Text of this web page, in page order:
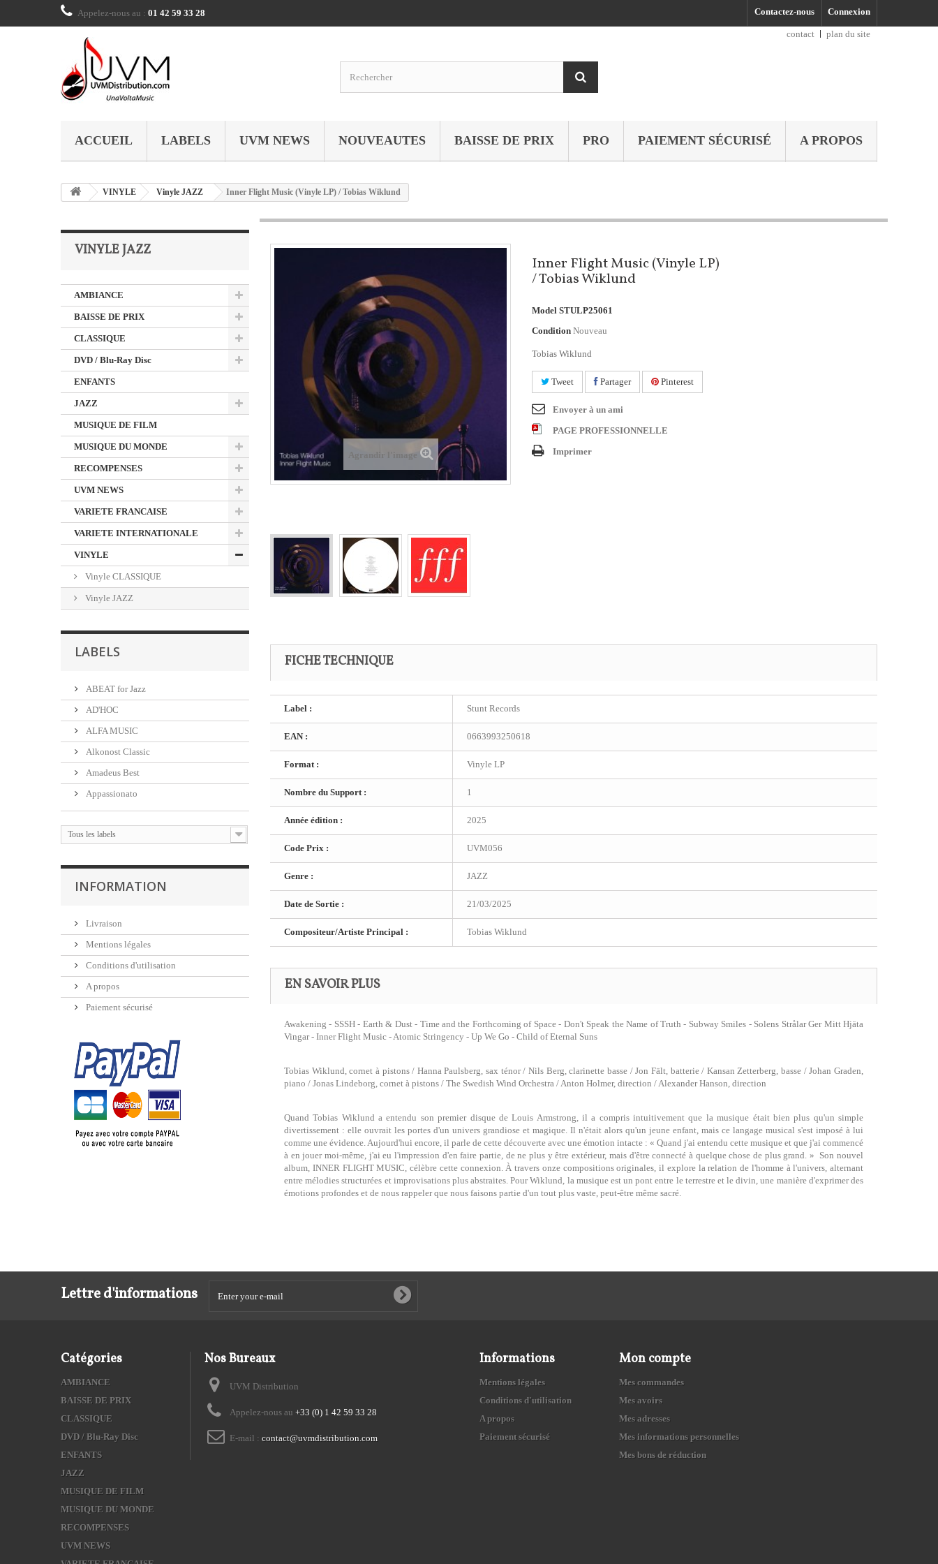
Connexion
Contactez-nous
Appelez-nous au : 01 42 59 33 28
contact
plan du site
ACCUEIL LABELS UVM NEWS NOUVEAUTES BAISSE DE PRIX PRO PAIEMENT SÉCURISÉ A PROPOS
VINYLE Vinyle JAZZ Inner Flight Music (Vinyle LP) / Tobias Wiklund
VINYLE JAZZ
AMBIANCE
BAISSE DE PRIX
CLASSIQUE
DVD / Blu-Ray Disc
ENFANTS
JAZZ
MUSIQUE DE FILM
MUSIQUE DU MONDE
RECOMPENSES
UVM NEWS
VARIETE FRANCAISE
VARIETE INTERNATIONALE
VINYLE
Vinyle CLASSIQUE
Vinyle JAZZ
LABELS
ABEAT for Jazz
AD'HOC
ALFA MUSIC
Alkonost Classic
Amadeus Best
Appassionato
Tous les labels
INFORMATION
Livraison
Mentions légales
Conditions d'utilisation
A propos
Paiement sécurisé
Agrandir l'image
Inner Flight Music (Vinyle LP)
/ Tobias Wiklund
Model STULP25061
Condition Nouveau
Tobias Wiklund
Tweet Partager Pinterest
Envoyer à un ami
PAGE PROFESSIONNELLE
Imprimer
FICHE TECHNIQUE
Label : Stunt Records
EAN : 0663993250618
Format : Vinyle LP
Nombre du Support : 1
Année édition : 2025
Code Prix : UVM056
Genre : JAZZ
Date de Sortie : 21/03/2025
Compositeur/Artiste Principal : Tobias Wiklund
EN SAVOIR PLUS
Awakening - SSSH - Earth & Dust - Time and the Forthcoming of Space - Don't Speak the Name of Truth - Subway Smiles - Solens Strålar Ger Mitt Hjäta
Vingar - Inner Flight Music - Atomic Stringency - Up We Go - Child of Eternal Suns
Tobias Wiklund, cornet à pistons / Hanna Paulsberg, sax ténor / Nils Berg, clarinette basse / Jon Fält, batterie / Kansan Zetterberg, basse / Johan Graden,
piano / Jonas Lindeborg, cornet à pistons / The Swedish Wind Orchestra / Anton Holmer, direction / Alexander Hanson, direction
Quand Tobias Wiklund a entendu son premier disque de Louis Armstrong, il a compris intuitivement que la musique était bien plus qu'un simple
divertissement : elle ouvrait les portes d'un univers grandiose et magique. Il n'était alors qu'un jeune enfant, mais ce langage musical s'est imposé à lui
comme une évidence. Aujourd'hui encore, il parle de cette découverte avec une émotion intacte : « Quand j'ai entendu cette musique et que j'ai commencé
à en jouer moi-même, j'ai eu l'impression d'en faire partie, de ne plus y être extérieur, mais d'être connecté à quelque chose de plus grand. » Son nouvel
album, INNER FLIGHT MUSIC, célèbre cette connexion. À travers onze compositions originales, il explore la relation de l'homme à l'univers, alternant
entre mélodies structurées et improvisations plus abstraites. Pour Wiklund, la musique est un pont entre le terrestre et le divin, une manière d'exprimer des
émotions profondes et de nous rappeler que nous faisons partie d'un tout plus vaste, peut-être même sacré.
Lettre d'informations
Catégories
AMBIANCE
BAISSE DE PRIX
CLASSIQUE
DVD / Blu-Ray Disc
ENFANTS
JAZZ
MUSIQUE DE FILM
MUSIQUE DU MONDE
RECOMPENSES
UVM NEWS
Nos Bureaux
UVM Distribution
Appelez-nous au +33 (0) 1 42 59 33 28
E-mail : contact@uvmdistribution.com
Informations
Mentions légales
Conditions d'utilisation
A propos
Paiement sécurisé
Mon compte
Mes commandes
Mes avoirs
Mes adresses
Mes informations personnelles
Mes bons de réduction